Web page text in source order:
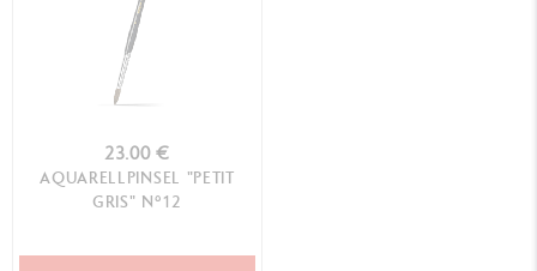
23.00 €
AQUARELLPINSEL "PETIT
GRIS" N°12